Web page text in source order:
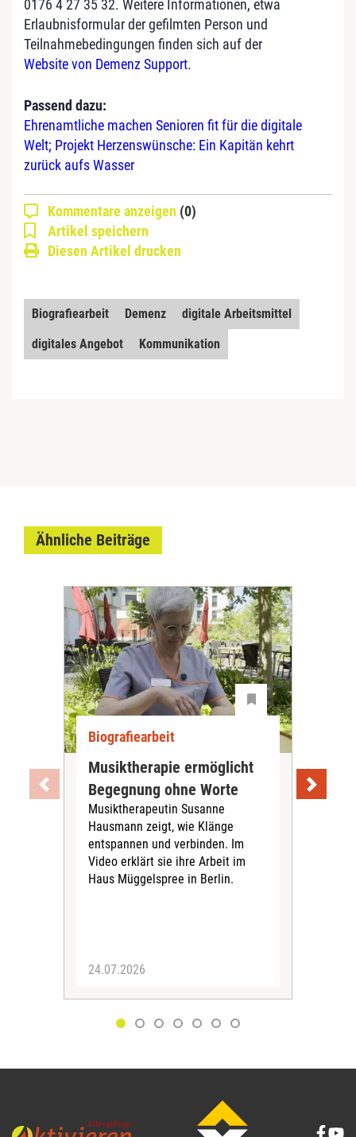
0176 4 27 35 32. Weitere Informationen, etwa
Erlaubnisformular der gefilmten Person und
Teilnahmebedingungen finden sich auf der
Website von Demenz Support.
Passend dazu:
Ehrenamtliche machen Senioren fit für die digitale
Welt; Projekt Herzenswünsche: Ein Kapitän kehrt
zurück aufs Wasser
Kommentare anzeigen (0)
Artikel speichern
Diesen Artikel drucken
Biografiearbeit Demenz
digitale Arbeitsmittel
digitales Angebot
Kommunikation
Ähnliche Beiträge
Biografiearbeit
Musiktherapie ermöglicht
Begegnung ohne Worte
Musiktherapeutin Susanne
Hausmann zeigt, wie Klänge
entspannen und verbinden. Im
Video erklärt sie ihre Arbeit im
Haus Müggelspree in Berlin.
24.07.2026